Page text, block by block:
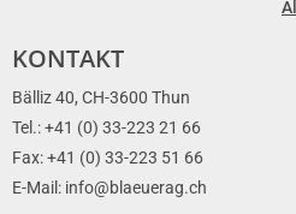
KONTAKT
Bälliz 40, CH-3600 Thun
Tel.: +41 (0) 33-223 21 66
Fax: +41 (0) 33-223 51 66
E-Mail: info@blaeuerag.ch